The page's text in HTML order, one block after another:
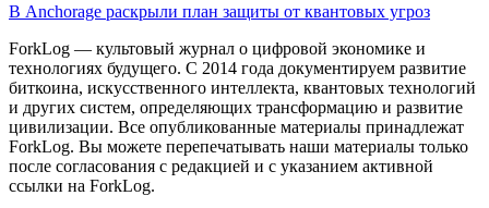
В Anchorage раскрыли план защиты от квантовых угроз
ForkLog — культовый журнал о цифровой экономике и
технологиях будущего. С 2014 года документируем развитие
биткоина, искусственного интеллекта, квантовых технологий
и других систем, определяющих трансформацию и развитие
цивилизации. Все опубликованные материалы принадлежат
ForkLog. Вы можете перепечатывать наши материалы только
после согласования с редакцией и с указанием активной
ссылки на ForkLog.